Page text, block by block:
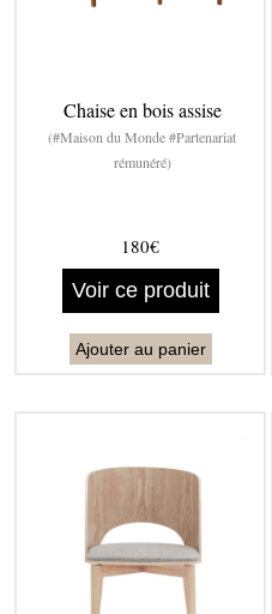
Chaise en bois assise
(#Maison du Monde #Partenariat
rémunéré)
180€
Voir ce produit
Ajouter au panier